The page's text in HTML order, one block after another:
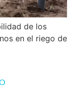
de los
en el riego de